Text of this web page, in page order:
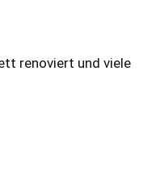
renoviert und viele